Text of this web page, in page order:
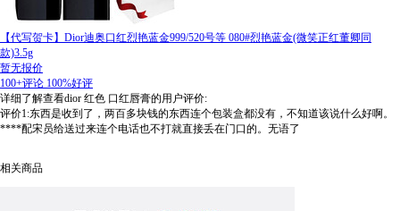
【代写贺卡】Dior迪奥口红烈艳蓝金999/520号等 080#烈艳蓝金(微笑正红董卿同
款)3.5g
暂无报价
100+评论 100%好评
详细了解查看dior 红色 口红唇膏的用户评价:
评价1:东西是收到了，两百多块钱的东西连个包装盒都没有，不知道该说什么好啊。
****配宋员给送过来连个电话也不打就直接丢在门口的。无语了
相关商品